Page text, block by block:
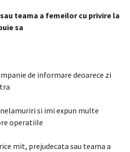
teama a femeilor cu privire la
sa
de informare deoarece zi
si imi expun multe
operatiile
mit, prejudecata sau teama a